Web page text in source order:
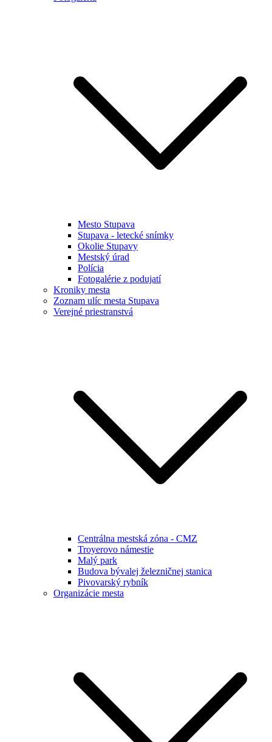
Mesto Stupava
Stupava - letecké snímky
Okolie Stupavy
Mestský úrad
Polícia
Fotogalérie z podujatí
Kroniky mesta
Zoznam ulíc mesta Stupava
Verejné priestranstvá
Centrálna mestská zóna - CMZ
Troyerovo námestie
Malý park
Budova bývalej železničnej stanica
Pivovarský rybník
Organizácie mesta